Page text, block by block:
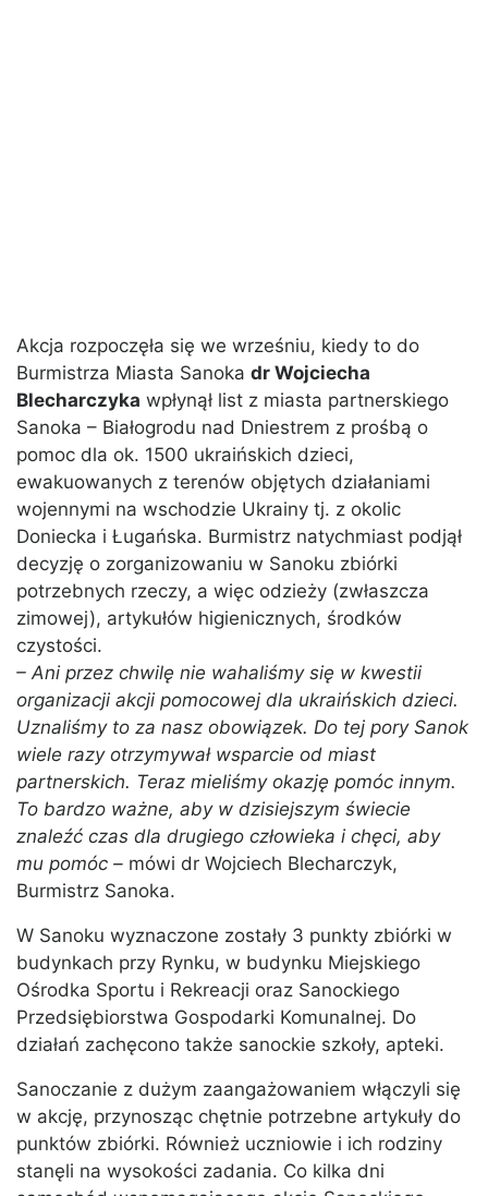
Akcja rozpoczęła się we wrześniu, kiedy to do
Burmistrza Miasta Sanoka dr Wojciecha
Blecharczyka wpłynął list z miasta partnerskiego
Sanoka – Białogrodu nad Dniestrem z prośbą o
pomoc dla ok. 1500 ukraińskich dzieci,
ewakuowanych z terenów objętych działaniami
wojennymi na wschodzie Ukrainy tj. z okolic
Doniecka i Ługańska. Burmistrz natychmiast podjął
decyzję o zorganizowaniu w Sanoku zbiórki
potrzebnych rzeczy, a więc odzieży (zwłaszcza
zimowej), artykułów higienicznych, środków
czystości.
– Ani przez chwilę nie wahaliśmy się w kwestii
organizacji akcji pomocowej dla ukraińskich dzieci.
Uznaliśmy to za nasz obowiązek. Do tej pory Sanok
wiele razy otrzymywał wsparcie od miast
partnerskich. Teraz mieliśmy okazję pomóc innym.
To bardzo ważne, aby w dzisiejszym świecie
znaleźć czas dla drugiego człowieka i chęci, aby
mu pomóc – mówi dr Wojciech Blecharczyk,
Burmistrz Sanoka.
W Sanoku wyznaczone zostały 3 punkty zbiórki w
budynkach przy Rynku, w budynku Miejskiego
Ośrodka Sportu i Rekreacji oraz Sanockiego
Przedsiębiorstwa Gospodarki Komunalnej. Do
działań zachęcono także sanockie szkoły, apteki.
Sanoczanie z dużym zaangażowaniem włączyli się
w akcję, przynosząc chętnie potrzebne artykuły do
punktów zbiórki. Również uczniowie i ich rodziny
stanęli na wysokości zadania. Co kilka dni